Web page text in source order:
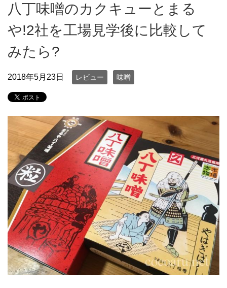
八丁味噌のカクキューとまる
や!2社を工場見学後に比較して
みたら?
2018年5月23日 レビュー 味噌